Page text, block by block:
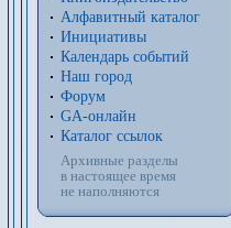
Алфавитный каталог
Инициативы
Календарь событий
Наш город
Форум
GA-онлайн
Каталог ссылок
Архивные разделы
в настоящее время
не наполняются